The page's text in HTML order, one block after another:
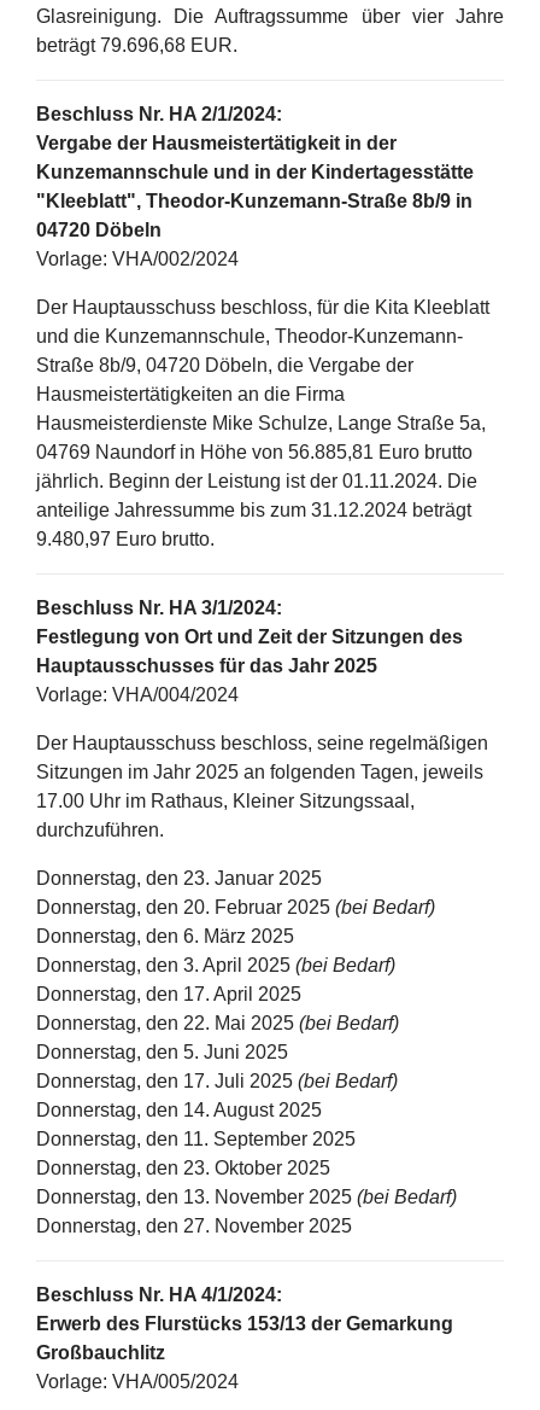
Glasreinigung. Die Auftragssumme über vier Jahre
beträgt 79.696,68 EUR.
Beschluss Nr. HA 2/1/2024:
Vergabe der Hausmeistertätigkeit in der
Kunzemannschule und in der Kindertagesstätte
"Kleeblatt", Theodor-Kunzemann-Straße 8b/9 in
04720 Döbeln
Vorlage: VHA/002/2024
Der Hauptausschuss beschloss, für die Kita Kleeblatt
und die Kunzemannschule, Theodor-Kunzemann-
Straße 8b/9, 04720 Döbeln, die Vergabe der
Hausmeistertätigkeiten an die Firma
Hausmeisterdienste Mike Schulze, Lange Straße 5a,
04769 Naundorf in Höhe von 56.885,81 Euro brutto
jährlich. Beginn der Leistung ist der 01.11.2024. Die
anteilige Jahressumme bis zum 31.12.2024 beträgt
9.480,97 Euro brutto.
Beschluss Nr. HA 3/1/2024:
Festlegung von Ort und Zeit der Sitzungen des
Hauptausschusses für das Jahr 2025
Vorlage: VHA/004/2024
Der Hauptausschuss beschloss, seine regelmäßigen
Sitzungen im Jahr 2025 an folgenden Tagen, jeweils
17.00 Uhr im Rathaus, Kleiner Sitzungssaal,
durchzuführen.
Donnerstag, den 23. Januar 2025
Donnerstag, den 20. Februar 2025 (bei Bedarf)
Donnerstag, den 6. März 2025
Donnerstag, den 3. April 2025 (bei Bedarf)
Donnerstag, den 17. April 2025
Donnerstag, den 22. Mai 2025 (bei Bedarf)
Donnerstag, den 5. Juni 2025
Donnerstag, den 17. Juli 2025 (bei Bedarf)
Donnerstag, den 14. August 2025
Donnerstag, den 11. September 2025
Donnerstag, den 23. Oktober 2025
Donnerstag, den 13. November 2025 (bei Bedarf)
Donnerstag, den 27. November 2025
Beschluss Nr. HA 4/1/2024:
Erwerb des Flurstücks 153/13 der Gemarkung
Großbauchlitz
Vorlage: VHA/005/2024